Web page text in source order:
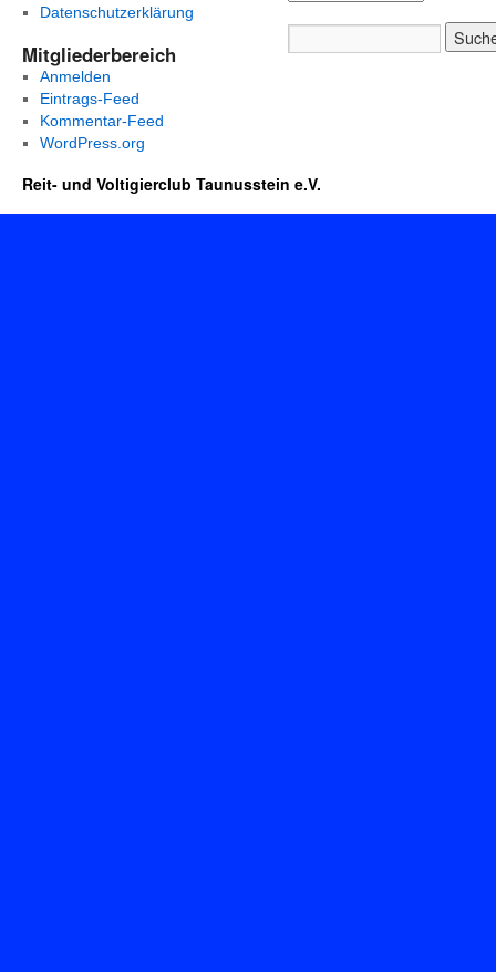
Datenschutzerklärung
Mitgliederbereich
Anmelden
Eintrags-Feed
Kommentar-Feed
WordPress.org
Reit- und Voltigierclub Taunusstein e.V.